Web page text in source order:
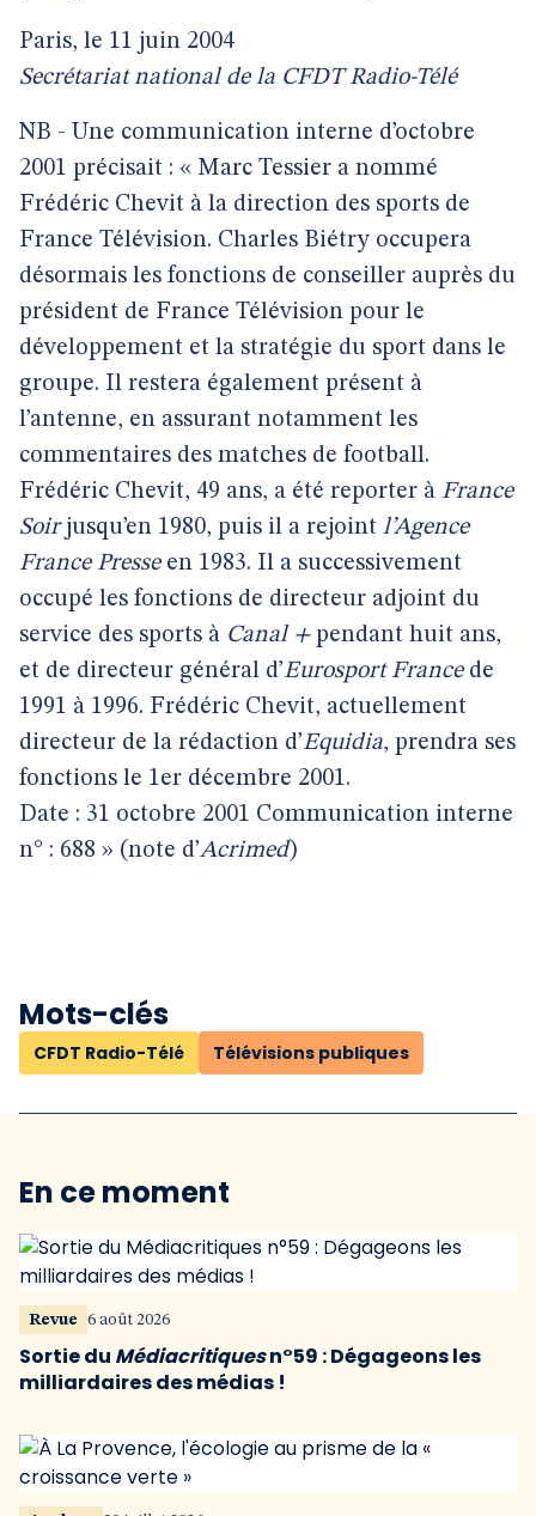
Paris, le 11 juin 2004
Secrétariat national de la CFDT Radio-Télé
NB - Une communication interne d’octobre
2001 précisait : « Marc Tessier a nommé
Frédéric Chevit à la direction des sports de
France Télévision. Charles Biétry occupera
désormais les fonctions de conseiller auprès du
président de France Télévision pour le
développement et la stratégie du sport dans le
groupe. Il restera également présent à
l’antenne, en assurant notamment les
commentaires des matches de football.
Frédéric Chevit, 49 ans, a été reporter à France
Soir jusqu’en 1980, puis il a rejoint l’Agence
France Presse en 1983. Il a successivement
occupé les fonctions de directeur adjoint du
service des sports à Canal + pendant huit ans,
et de directeur général d’Eurosport France de
1991 à 1996. Frédéric Chevit, actuellement
directeur de la rédaction d’Equidia, prendra ses
fonctions le 1er décembre 2001.
Date : 31 octobre 2001 Communication interne
n° : 688 » (note d’Acrimed)
Mots-clés
CFDT Radio-Télé Télévisions publiques
En ce moment
Revue 6 août 2026
Sortie du Médiacritiquesn°59 : Dégageons les
milliardaires des médias !